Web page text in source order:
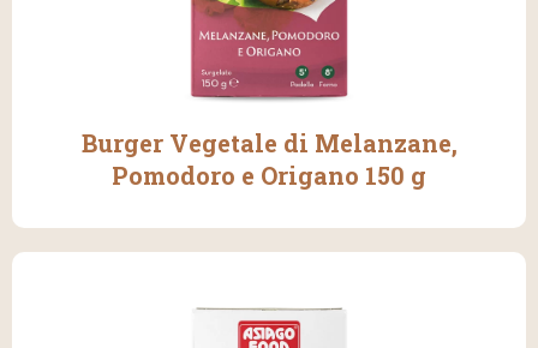
Burger Vegetale di Melanzane,
Pomodoro e Origano 150 g